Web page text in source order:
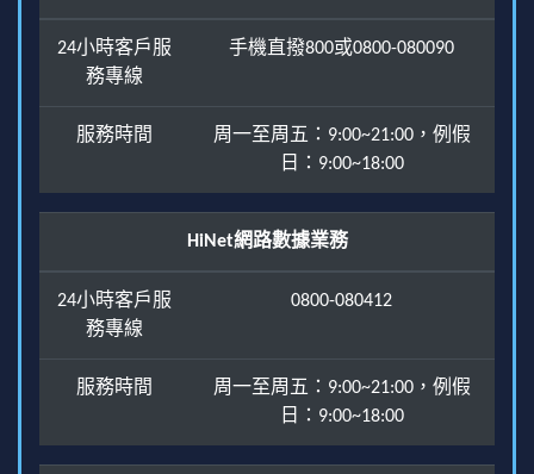
24小時客戶服
務專線
手機直撥800或0800-080090
服務時間
周一至周五：9:00~21:00，例假
日：9:00~18:00
HiNet網路數據業務
24小時客戶服
務專線
0800-080412
服務時間
周一至周五：9:00~21:00，例假
日：9:00~18:00